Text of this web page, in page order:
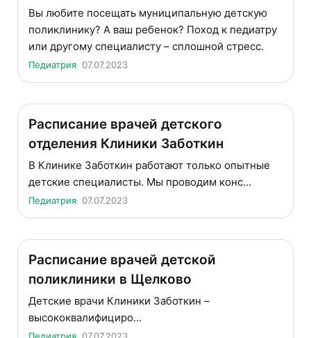
Вы любите посещать муниципальную детскую
поликлинику? А ваш ребенок? Поход к педиатру
или другому специалисту – сплошной стресс.
Педиатрия 07.07.2023
Расписание врачей детского
отделения Клиники Заботкин
В Клинике Заботкин работают только опытные
детские специалисты. Мы проводим конс...
Педиатрия 07.07.2023
Расписание врачей детской
поликлиники в Щелково
Детские врачи Клиники Заботкин –
высококвалифициро...